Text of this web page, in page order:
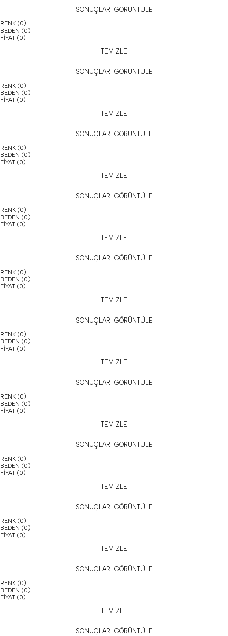
SONUÇLARI GÖRÜNTÜLE
RENK (0)
BEDEN (0)
FİYAT (0)
TEMİZLE
SONUÇLARI GÖRÜNTÜLE
RENK (0)
BEDEN (0)
FİYAT (0)
TEMİZLE
SONUÇLARI GÖRÜNTÜLE
RENK (0)
BEDEN (0)
FİYAT (0)
TEMİZLE
SONUÇLARI GÖRÜNTÜLE
RENK (0)
BEDEN (0)
FİYAT (0)
TEMİZLE
SONUÇLARI GÖRÜNTÜLE
RENK (0)
BEDEN (0)
FİYAT (0)
TEMİZLE
SONUÇLARI GÖRÜNTÜLE
RENK (0)
BEDEN (0)
FİYAT (0)
TEMİZLE
SONUÇLARI GÖRÜNTÜLE
RENK (0)
BEDEN (0)
FİYAT (0)
TEMİZLE
SONUÇLARI GÖRÜNTÜLE
RENK (0)
BEDEN (0)
FİYAT (0)
TEMİZLE
SONUÇLARI GÖRÜNTÜLE
RENK (0)
BEDEN (0)
FİYAT (0)
TEMİZLE
SONUÇLARI GÖRÜNTÜLE
RENK (0)
BEDEN (0)
FİYAT (0)
TEMİZLE
SONUÇLARI GÖRÜNTÜLE